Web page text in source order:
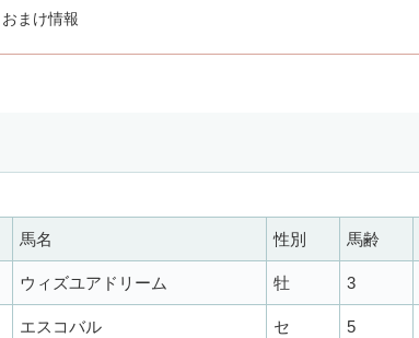
おまけ情報
馬名 性別 馬齢
ウィズユアドリーム 牡 3
エスコバル セ 5